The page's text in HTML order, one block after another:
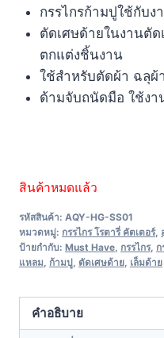
กรรไกรก้ามปูใช้กับง
ตัดเศษด้ายในงานตัด
ตกแต่งชิ้นงาน
ใช้สำหรับตัดผ้า ฉลุผ้
ด้ามจับถนัดมือ ใช้งา
สินค้าหมดแล้ว
รหัสสินค้า: AQY-HG-SS01
หมวดหมู่: กรรไกร โรตารี่ คัตเตอร์,
ป้ายกำกับ: Must Have, กรรไกร, ก
แหลม, ก้ามปู, ตัดเศษด้าย, เล็มด้าย
คำอธิบาย